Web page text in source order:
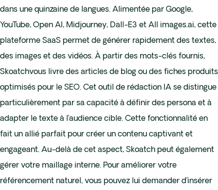
dans une quinzaine de langues. Alimentée par Google,
YouTube, Open AI, Midjourney, Dall-E3 et All images.ai, cette
plateforme SaaS permet de générer rapidement des textes,
des images et des vidéos. À partir des mots-clés fournis,
Skoatchvous livre des articles de blog ou des fiches produits
optimisés pour le SEO. Cet outil de rédaction IA se distingue
particulièrement par sa capacité à définir des persona et à
adapter le texte à l’audience cible. Cette fonctionnalité en
fait un allié parfait pour créer un contenu captivant et
engageant. Au-delà de cet aspect, Skoatch peut également
gérer votre maillage interne. Pour améliorer votre
référencement naturel, vous pouvez lui demander d’insérer